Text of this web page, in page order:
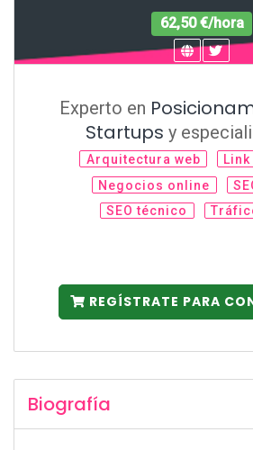
62,50 €/hora
Experto en
Startups y
Arquitectura web
Negocios online
SEO técnico
REGÍSTRATE PARA
Biografía